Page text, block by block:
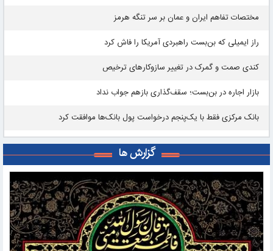
مختصات تفاهم ایران و عمان بر سر تنگه هرمز
راز ایمیلی که بن‌بست راهبردی آمریکا را فاش کرد
کندی صمت و گمرک در تغییر سازوکارهای ترخیص
بازار اجاره در بن‌بست؛ سقف‌گذاری بازهم جواب نداد
بانک مرکزی فقط با یک‌‎پنجم درخواست پول بانک‌ها موافقت کرد
گزارش ها